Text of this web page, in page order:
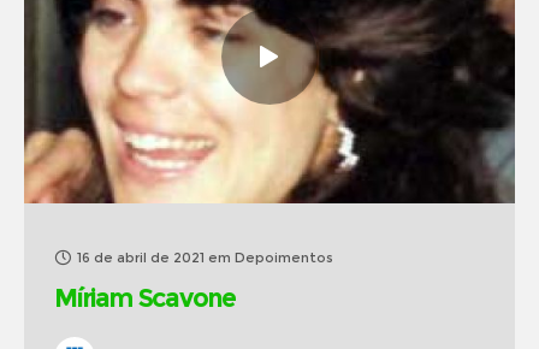
16 de abril de 2021 em Depoimentos
Míriam Scavone